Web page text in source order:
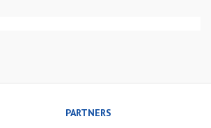
PARTNERS